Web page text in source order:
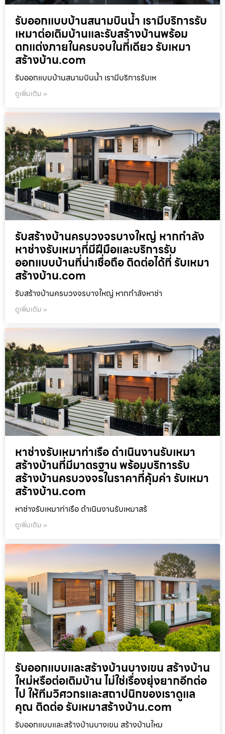
รับออกแบบบ้านสนามบินน้ำ เรามีบริการรับ
เหมาต่อเติมบ้านและรับสร้างบ้านพร้อม
ตกแต่งภายในครบจบในที่เดียว รับเหมา
สร้างบ้าน.com
รับออกแบบบ้านสนามบินน้ำ เรามีบริการรับเห
ดูเพิ่มเติม »
รับสร้างบ้านครบวงจรบางใหญ่ หากกำลัง
หาช่างรับเหมาที่มีฝีมือและบริการรับ
ออกแบบบ้านที่น่าเชื่อถือ ติดต่อได้ที่ รับเหมา
สร้างบ้าน.com
รับสร้างบ้านครบวงจรบางใหญ่ หากกำลังหาช่า
ดูเพิ่มเติม »
หาช่างรับเหมาท่าเรือ ดำเนินงานรับเหมา
สร้างบ้านที่มีมาตรฐาน พร้อมบริการรับ
สร้างบ้านครบวงจรในราคาที่คุ้มค่า รับเหมา
สร้างบ้าน.com
หาช่างรับเหมาท่าเรือ ดำเนินงานรับเหมาสร้
ดูเพิ่มเติม »
รับออกแบบและสร้างบ้านบางเขน สร้างบ้าน
ใหม่หรือต่อเติมบ้าน ไม่ใช่เรื่องยุ่งยากอีกต่อ
ไป ให้ทีมวิศวกรและสถาปนิกของเราดูแล
คุณ ติดต่อ รับเหมาสร้างบ้าน.com
รับออกแบบและสร้างบ้านบางเขน สร้างบ้านใหม